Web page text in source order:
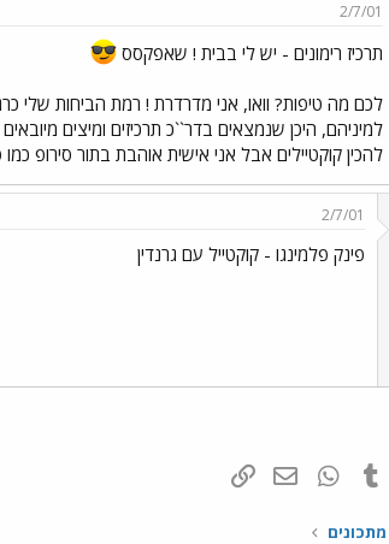
2/7/01
תרכיז רימונים - יש לי בבית ! שאפקסס
לכם מה טיפות? וואו, אני מדרדרת ! רמת הביחות שלי
להכין קוקטיילים אבל אני אישית אוהבת בתור סירופ
2/7/01
פינק פלמינגו - קוקטייל עם גרנדין
Pinterest
Tumblr
WhatsAppדואר אלקטרוני
מתכונים